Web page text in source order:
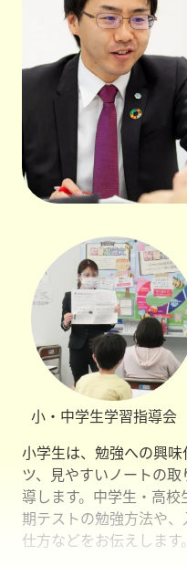
小・中学生学習指導会
小学生は、勉強への興
ツ、見やすいノートの
導します。中学生・高
期テストの勉強方法や
仕方などをお伝えします。